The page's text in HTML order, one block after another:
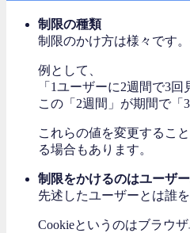
制限の種類
制限のかけ方は様々です
例として、
「1ユーザーに2週間で3回
この「2週間」が期間で「
これらの値を変更するこ
る場合もあります。
制限をかけるのはユーザ
先述したユーザーとは誰
Cookieというのはブラウ